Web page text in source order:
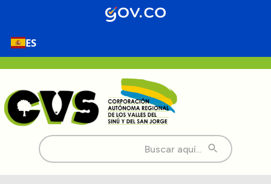
ES
Buscar: